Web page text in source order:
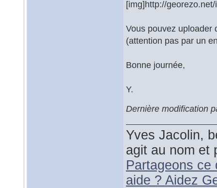
[img]http://
Vous pouvez uploader
(attention pas par un
Bonne journée,
Y.
Dernière modification
Yves Jacolin,
agit au nom et
Partageons ce
aide ? Aidez